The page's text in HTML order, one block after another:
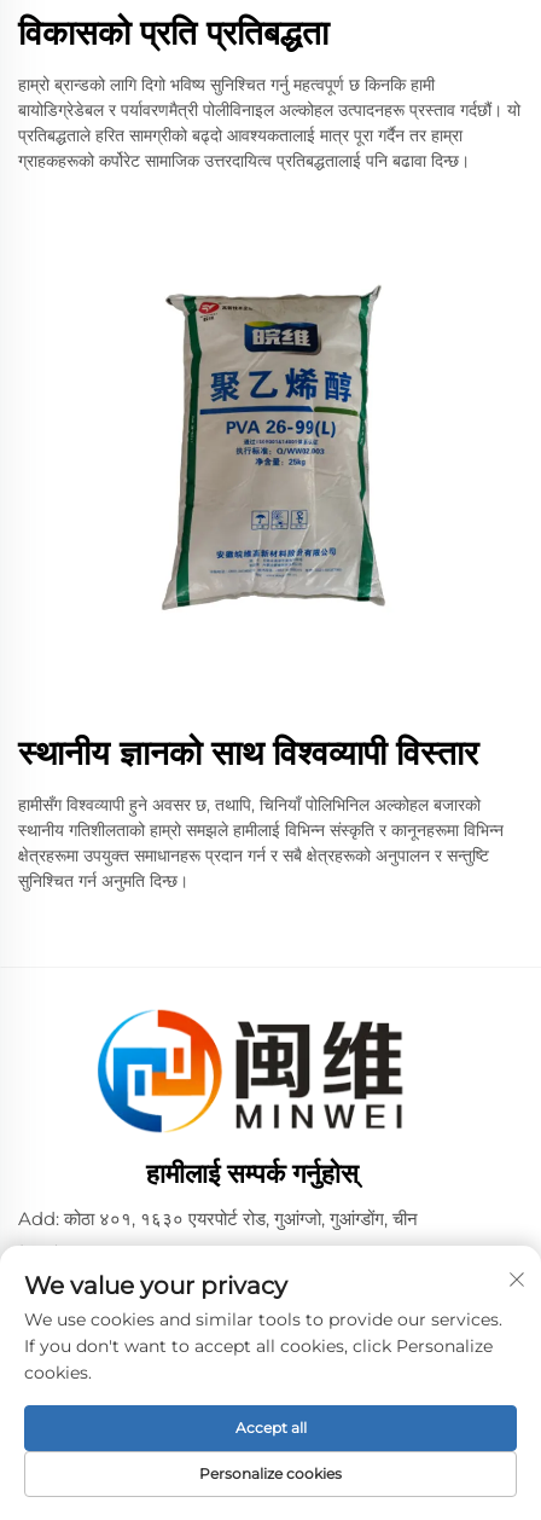
विकासको प्रति प्रतिबद्धता
हाम्रो ब्रान्डको लागि दिगो भविष्य सुनिश्चित गर्नु महत्वपूर्ण छ किनकि हामी
बायोडिग्रेडेबल र पर्यावरणमैत्री पोलीविनाइल अल्कोहल उत्पादनहरू प्रस्ताव गर्दछौं। यो
प्रतिबद्धताले हरित सामग्रीको बढ्दो आवश्यकतालाई मात्र पूरा गर्दैन तर हाम्रा
ग्राहकहरूको कर्पोरेट सामाजिक उत्तरदायित्व प्रतिबद्धतालाई पनि बढावा दिन्छ।
स्थानीय ज्ञानको साथ विश्वव्यापी विस्तार
हामीसँग विश्वव्यापी हुने अवसर छ, तथापि, चिनियाँ पोलिभिनिल अल्कोहल बजारको
स्थानीय गतिशीलताको हाम्रो समझले हामीलाई विभिन्न संस्कृति र कानूनहरूमा विभिन्न
क्षेत्रहरूमा उपयुक्त समाधानहरू प्रदान गर्न र सबै क्षेत्रहरूको अनुपालन र सन्तुष्टि
सुनिश्चित गर्न अनुमति दिन्छ।
हामीलाई सम्पर्क गर्नुहोस्
Add: कोठा ४०१, १६३० एयरपोर्ट रोड, गुआंग्जो, गुआंग्डोंग, चीन
फोन/वीच्याट/व्हाट्सएप:
+86 15180199394 +86 18475997413
ईमेल:[email protected]
कॉपीराइट © 2024 ग्वांगझोऊ मिनवेई पीवीए सेल्स कम्पनी, लिमिटेड द्वारा। -
गोपनीयता नीति
We value your privacy
We use cookies and similar tools to provide our services.
If you don't want to accept all cookies, click Personalize
cookies.
Personalize cookies
Accept all